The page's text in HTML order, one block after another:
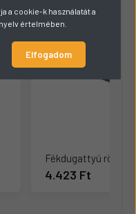
Fékdugattyú
4.423 Ft
a cookie-k használatát a
értelmében.
Elfogadom